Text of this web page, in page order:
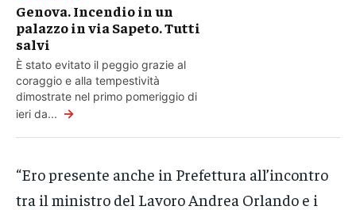
Genova. Incendio in un
palazzo in via Sapeto. Tutti
salvi
È stato evitato il peggio grazie al
coraggio e alla tempestività
dimostrate nel primo pomeriggio di
ieri da... →
“Ero presente anche in Prefettura all’incontro
tra il ministro del Lavoro Andrea Orlando e i